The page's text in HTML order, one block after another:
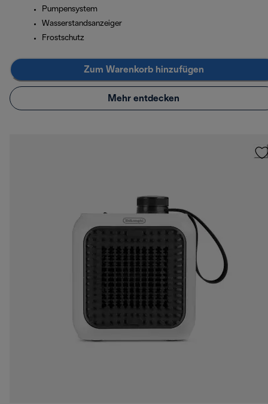
Pumpensystem
Wasserstandsanzeiger
Frostschutz
Zum Warenkorb hinzufügen
Mehr entdecken